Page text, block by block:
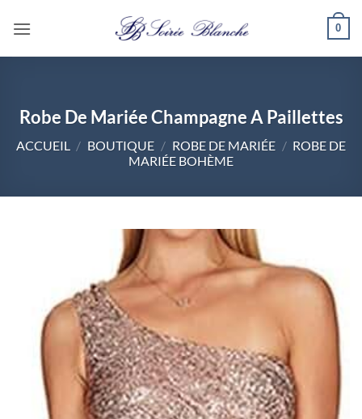
0
Robe De Mariée Champagne A Paillettes
ACCUEIL / BOUTIQUE / ROBE DE MARIÉE / ROBE DE
MARIÉE BOHÈME